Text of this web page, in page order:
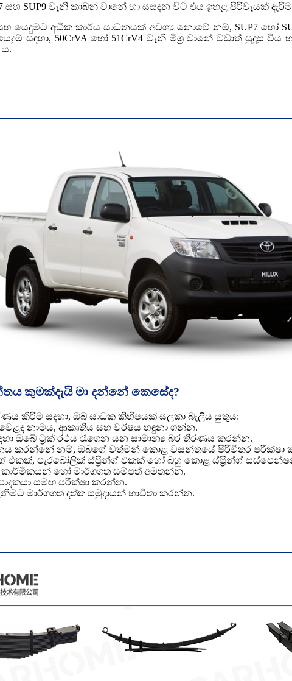
සහ SUP9 වැනි කාබන් වානේ හා සසඳන විට එය ඉහළ පිරිවැයක්
යෙදුමට අධික කාර්ය සාධනයක් අවශ්‍ය නොවේ නම්, SUP7 හෝ
සඳහා, 50CrVA හෝ 51CrV4 වැනි මිශ්‍ර වානේ වඩාත් සුදුසු
කුමක්දැයි මා දන්නේ කෙසේද?
කිරීම සඳහා, ඔබ සාධක කිහිපයක් සලකා බැලිය යුතුය:
වෙළඳ නාමය, ආකෘතිය සහ වර්ෂය හඳුනා ගන්න.
ඔබේ ට්‍රක් රථය රැගෙන යන සාමාන්‍ය බර තීරණය කරන්න.
කරන්නේ නම්, ඔබගේ වත්මන් කොළ වසන්තයේ පිරිවිතර පරීක්ෂා
එකක්, පැරබෝලික් ස්ප්‍රින්ග් එකක් හෝ බහු කොළ ස්ප්‍රින්ග්
කාර්මිකයන් හෝ මාර්ගගත සම්පත් අමතන්න.
සමඟ පරීක්ෂා කරන්න.
මාර්ගගත දත්ත සමුදායන් භාවිතා කරන්න.